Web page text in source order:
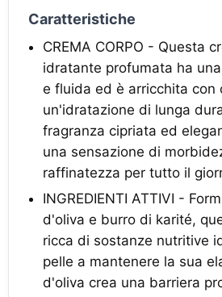
Caratteristiche
CREMA CORPO - Questa
idratante profumata ha
e fluida ed è arricchita con
un'idratazione di lunga
fragranza cipriata ed
una sensazione di
raffinatezza per tutto il
INGREDIENTI ATTIVI -
d'oliva e burro di karité,
ricca di sostanze nutritive
pelle a mantenere la sua
d'oliva crea una barriera